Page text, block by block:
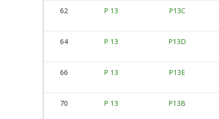
62 P 13 P13C
64 P 13 P13D
66 P 13 P13E
70 P 13 P13B